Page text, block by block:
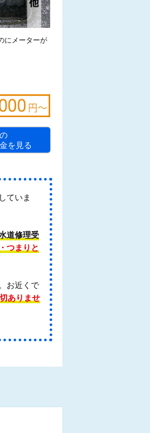
にメーターが
を見る
していま
水道修理受
つまりと
お近くで
ありませ